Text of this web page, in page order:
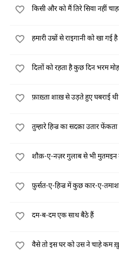
किसी और को मैं तिरे सिवा नहीं
हमारी उम्रों से राइगानी को खा गई है
दिलों को रहता है कुछ दिन भरम
फ़ाख़्ता शाख़ से उड़ते हुए घबराई थी
तुम्हारे हिज्र का सदक़ा उतार फेंकता
शौक़-ए-नज़र गुलाब से भी मुतमइन
फ़ुर्सत-ए-हिज्र में कुछ कार-ए-
दम-ब-दम एक साथ बैठे हैं
वैसे तो इस घर को उस ने चाहे कम